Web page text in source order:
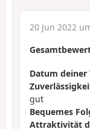
20 Jun 2022
Datum deiner
gut
Bequemes
Attraktivität